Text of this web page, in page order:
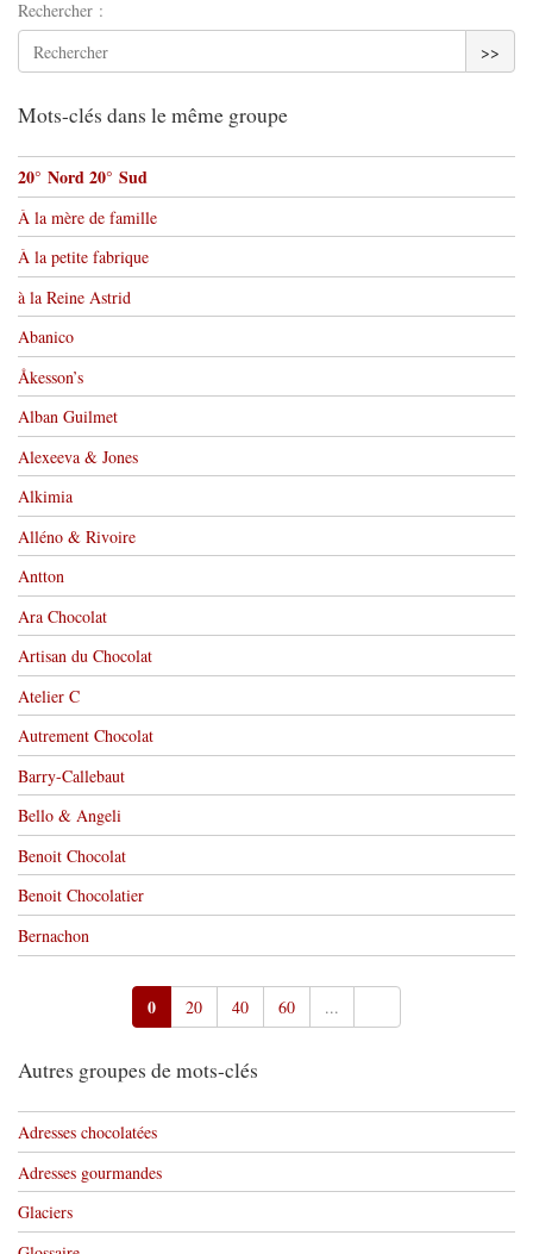
Rechercher :
>>
Mots-clés dans le même groupe
20° Nord 20° Sud
À la mère de famille
À la petite fabrique
à la Reine Astrid
Abanico
Åkesson’s
Alban Guilmet
Alexeeva & Jones
Alkimia
Alléno & Rivoire
Antton
Ara Chocolat
Artisan du Chocolat
Atelier C
Autrement Chocolat
Barry-Callebaut
Bello & Angeli
Benoit Chocolat
Benoit Chocolatier
Bernachon
0 20 40 60 ...
Autres groupes de mots-clés
Adresses chocolatées
Adresses gourmandes
Glaciers